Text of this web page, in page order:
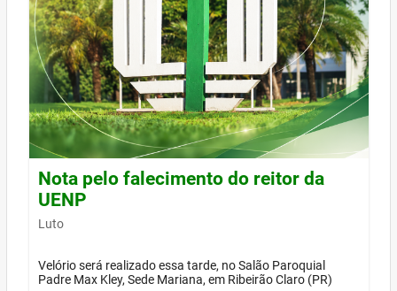
Nota pelo falecimento do reitor da
UENP
Luto
Velório será realizado essa tarde, no Salão Paroquial
Padre Max Kley, Sede Mariana, em Ribeirão Claro (PR)